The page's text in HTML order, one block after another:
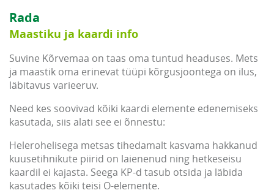
Rada
Maastiku ja kaardi info
Suvine Kõrvemaa on taas oma tuntud headuses. Mets
ja maastik oma erinevat tüüpi kõrgusjoontega on ilus,
läbitavus varieeruv.
Need kes soovivad kõiki kaardi elemente edenemiseks
kasutada, siis alati see ei õnnestu:
Helerohelisega metsas tihedamalt kasvama hakkanud
kuusetihnikute piirid on laienenud ning hetkeseisu
kaardil ei kajasta. Seega KP-d tasub otsida ja läbida
kasutades kõiki teisi O-elemente.